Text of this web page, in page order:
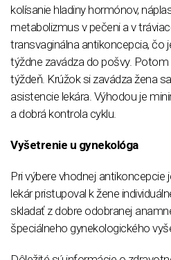
kolísanie hladiny hormónov,
metabolizmus v pečeni a v
transvaginálna antikoncepcia, čo
týždne zavádza do pošvy.
týždeň. Krúžok si zavádza žena
asistencie lekára. Výhodou je
a dobrá kontrola cyklu.
Vyšetrenie u gynekológa
Pri výbere vhodnej antikoncepcie
lekár pristupoval k žene
skladať z dobre odobranej
špeciálneho gynekologického